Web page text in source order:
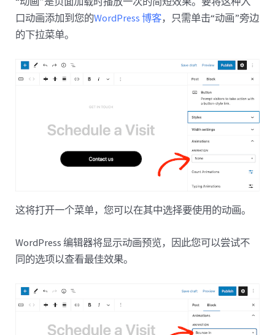
口动画添加到您的WordPress 博客，只需单击“动画”旁边
的下拉菜单。
这将打开一个菜单，您可以在其中选择要使用的动画。
WordPress 编辑器将显示动画预览，因此您可以尝试不
同的选项以查看最佳效果。